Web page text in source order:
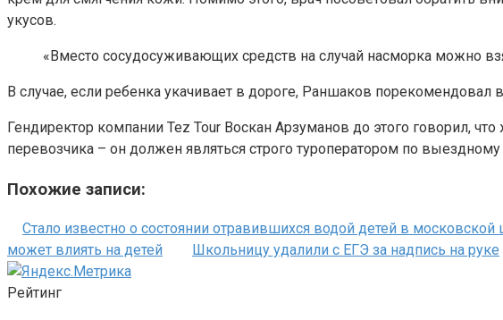
укусов.
«Вместо сосудосуживающих средств на случай насморка можно
В случае, если ребенка укачивает в дороге, Раншаков
Гендиректор компании Tez Tour Воскан Арзуманов до этого говорил,
перевозчика – он должен являться строго туроператором по выездному
Похожие записи:
Стало известно о состоянии отравившихся водой детей в московской
может влиять на детей
Школьницу удалили с ЕГЭ за надпись на руке
Рейтинг